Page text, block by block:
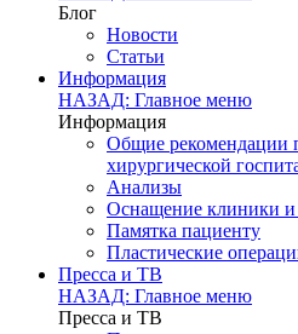
Блог
Новости
Статьи
Информация
НАЗАД: Главное меню
Информация
Общие рекомендации
хирургической
Анализы
Оснащение клиники и
Памятка пациенту
Пластические
Пресса и ТВ
НАЗАД: Главное меню
Пресса и ТВ